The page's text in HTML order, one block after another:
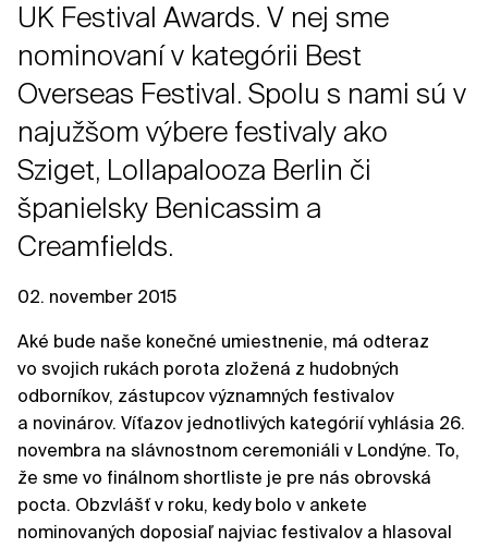
UK Festival Awards. V nej sme
nominovaní v kategórii Best
Overseas Festival. Spolu s nami sú v
najužšom výbere festivaly ako
Sziget, Lollapalooza Berlin či
španielsky Benicassim a
Creamfields.
02. november 2015
Aké bude naše konečné umiestnenie, má odteraz
vo svojich rukách porota zložená z hudobných
odborníkov, zástupcov významných festivalov
a novinárov. Víťazov jednotlivých kategórií vyhlásia 26.
novembra na slávnostnom ceremoniáli v Londýne. To,
že sme vo finálnom shortliste je pre nás obrovská
pocta. Obzvlášť v roku, kedy bolo v ankete
nominovaných doposiaľ najviac festivalov a hlasoval